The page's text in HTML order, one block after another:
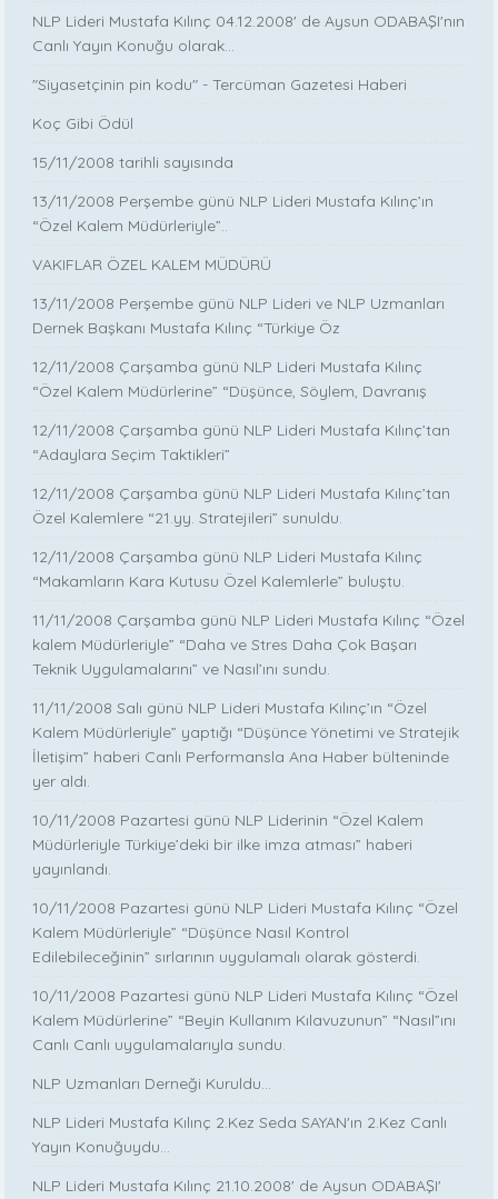
NLP Lideri Mustafa Kılınç 04.12.2008' de Aysun ODABAŞI'nın
Canlı Yayın Konuğu olarak...
"Siyasetçinin pin kodu" - Tercüman Gazetesi Haberi
Koç Gibi Ödül
15/11/2008 tarihli sayısında
13/11/2008 Perşembe günü NLP Lideri Mustafa Kılınç’ın
“Özel Kalem Müdürleriyle”..
VAKIFLAR ÖZEL KALEM MÜDÜRÜ
13/11/2008 Perşembe günü NLP Lideri ve NLP Uzmanları
Dernek Başkanı Mustafa Kılınç “Türkiye Öz
12/11/2008 Çarşamba günü NLP Lideri Mustafa Kılınç
“Özel Kalem Müdürlerine” “Düşünce, Söylem, Davranış
12/11/2008 Çarşamba günü NLP Lideri Mustafa Kılınç’tan
“Adaylara Seçim Taktikleri”
12/11/2008 Çarşamba günü NLP Lideri Mustafa Kılınç’tan
Özel Kalemlere “21.yy. Stratejileri” sunuldu.
12/11/2008 Çarşamba günü NLP Lideri Mustafa Kılınç
“Makamların Kara Kutusu Özel Kalemlerle” buluştu.
11/11/2008 Çarşamba günü NLP Lideri Mustafa Kılınç “Özel
kalem Müdürleriyle” “Daha ve Stres Daha Çok Başarı
Teknik Uygulamalarını” ve Nasıl’ını sundu.
11/11/2008 Salı günü NLP Lideri Mustafa Kılınç’ın “Özel
Kalem Müdürleriyle” yaptığı “Düşünce Yönetimi ve Stratejik
İletişim” haberi Canlı Performansla Ana Haber bülteninde
yer aldı.
10/11/2008 Pazartesi günü NLP Liderinin “Özel Kalem
Müdürleriyle Türkiye’deki bir ilke imza atması” haberi
yayınlandı.
10/11/2008 Pazartesi günü NLP Lideri Mustafa Kılınç “Özel
Kalem Müdürleriyle” “Düşünce Nasıl Kontrol
Edilebileceğinin” sırlarının uygulamalı olarak gösterdi.
10/11/2008 Pazartesi günü NLP Lideri Mustafa Kılınç “Özel
Kalem Müdürlerine” “Beyin Kullanım Kılavuzunun” “Nasıl”ını
Canlı Canlı uygulamalarıyla sundu.
NLP Uzmanları Derneği Kuruldu...
NLP Lideri Mustafa Kılınç 2.Kez Seda SAYAN'ın 2.Kez Canlı
Yayın Konuğuydu...
NLP Lideri Mustafa Kılınç 21.10.2008' de Aysun ODABAŞI'